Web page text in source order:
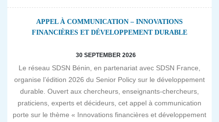
APPEL À COMMUNICATION – INNOVATIONS
FINANCIÈRES ET DÉVELOPPEMENT DURABLE
30 SEPTEMBER 2026
Le réseau SDSN Bénin, en partenariat avec SDSN France,
organise l’édition 2026 du Senior Policy sur le développement
durable. Ouvert aux chercheurs, enseignants-chercheurs,
praticiens, experts et décideurs, cet appel à communication
porte sur le thème « Innovations financières et développement